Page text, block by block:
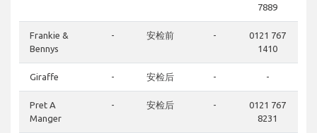
7889
Frankie &
Bennys
- 安检前 -
0121 767
1410
Giraffe - 安检后 - -
Pret A
Manger
- 安检后 -
0121 767
8231